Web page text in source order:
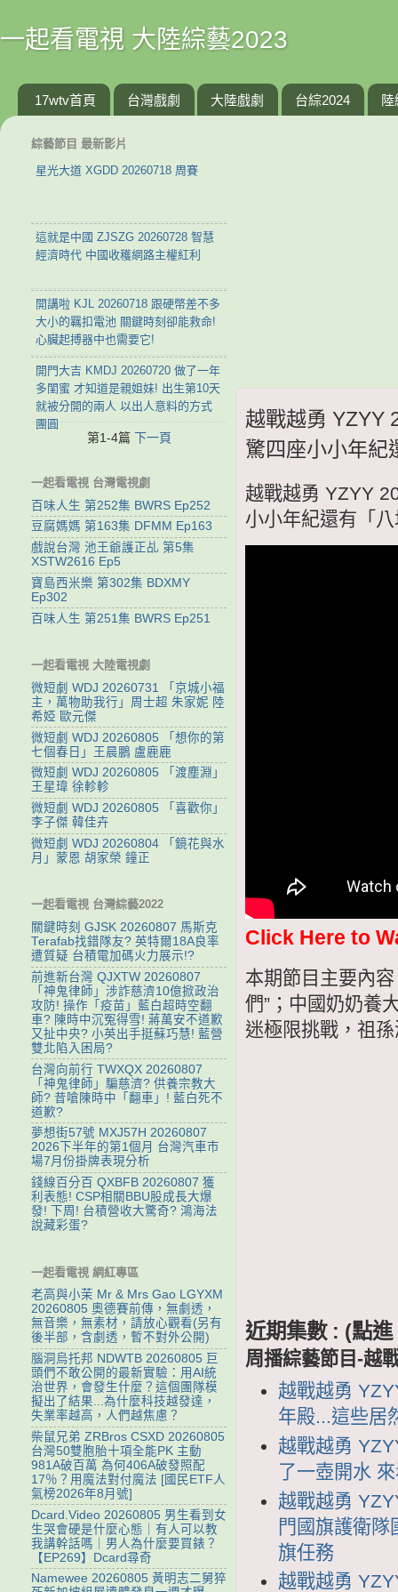
一起看電視 大陸綜藝2023
17wtv首頁 台灣戲劇 大陸戲劇 台綜2024 陸
越戰越勇 YZYY
驚四座小小年紀
越戰越勇 YZYY
小小年紀還有「
Click Here to
本期節目主要內
們”；中國奶奶養
迷極限挑戰，祖
近期集數 : (點
周播綜藝節目-越
越戰越勇
年殿...這些居
越戰越勇
了一壺開水
越戰越勇
門國旗護衛
旗任務
越戰越勇
綜藝節目 最新影片
星光大道 XGDD 20260718 周賽
這就是中國 ZJSZG 20260728 智慧
經濟時代 中國收穫網路主權紅利
開講啦 KJL 20260718 跟硬幣差不多
大小的羈扣電池 關鍵時刻卻能救命!
心臟起搏器中也需要它!
開門大吉 KMDJ 20260720 做了一年
多閨蜜 才知道是親姐妹! 出生第10天
就被分開的兩人 以出人意料的方式
團圓
第1-4篇 下一頁
一起看電視 台灣電視劇
百味人生 第252集 BWRS Ep252
豆腐媽媽 第163集 DFMM Ep163
戲說台灣 池王爺護正乩 第5集
XSTW2616 Ep5
寶島西米樂 第302集 BDXMY
Ep302
百味人生 第251集 BWRS Ep251
一起看電視 大陸電視劇
微短劇 WDJ 20260731 「京城小福
主，萬物助我行」周士超 朱家妮 陸
希婭 歐元傑
微短劇 WDJ 20260805 「想你的第
七個春日」王晨鵬 盧鹿鹿
微短劇 WDJ 20260805 「渡塵淵」
王星瑋 徐軫軫
微短劇 WDJ 20260805 「喜歡你」
李子傑 韓佳卉
微短劇 WDJ 20260804 「鏡花與水
月」蒙恩 胡家榮 鐘正
一起看電視 台灣綜藝2022
關鍵時刻 GJSK 20260807 馬斯克
Terafab找錯隊友? 英特爾18A良率
遭質疑 台積電加碼火力展示!?
前進新台灣 QJXTW 20260807
「神鬼律師」涉詐慈濟10億掀政治
攻防! 操作「疫苗」藍白超時空翻
車? 陳時中沉冤得雪! 蔣萬安不道歉
又扯中央? 小英出手挺蘇巧慧! 藍營
雙北陷入困局?
台灣向前行 TWXQX 20260807
「神鬼律師」騙慈濟? 供養宗教大
師? 昔嗆陳時中「翻車」! 藍白死不
道歉?
夢想街57號 MXJ57H 20260807
2026下半年的第1個月 台灣汽車市
場7月份掛牌表現分析
錢線百分百 QXBFB 20260807 獲
利表態! CSP相關BBU股成長大爆
發! 下周! 台積營收大驚奇? 鴻海法
說藏彩蛋?
一起看電視 網紅專區
老高與小茉 Mr & Mrs Gao LGYXM
20260805 奧德賽前傳，無劇透，
無音樂，無素材，請放心觀看(另有
後半部，含劇透，暫不對外公開)
腦洞烏托邦 NDWTB 20260805 巨
頭們不敢公開的最新實驗：用AI統
治世界，會發生什麼？這個團隊模
擬出了結果...為什麼科技越發達，
失業率越高，人們越焦慮？
柴鼠兄弟 ZRBros CSXD 20260805
台灣50雙胞胎十項全能PK 主動
981A破百萬 為何406A破發照配
17％？用魔法對付魔法 [國民ETF人
氣榜2026年8月號]
Dcard.Video 20260805 男生看到女
生哭會硬是什麼心態｜有人可以教
我講幹話嗎｜男人為什麼要買錶？
【EP269】Dcard尋奇
Namewee 20260805 黃明志二舅猝